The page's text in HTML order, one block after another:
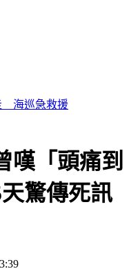
網笑：根本Podcast
嘆「頭痛到
驚傳死訊